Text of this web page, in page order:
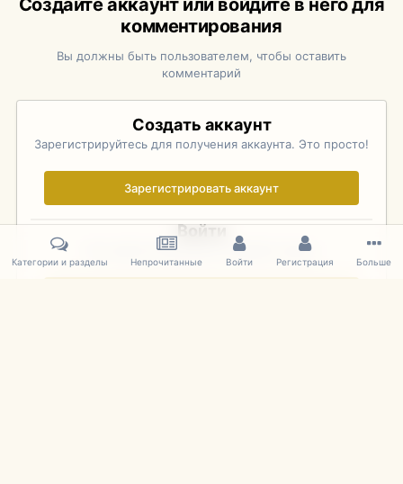
Создайте аккаунт или войдите в него для
комментирования
Вы должны быть пользователем, чтобы оставить
комментарий
Создать аккаунт
Зарегистрируйтесь для получения аккаунта. Это просто!
Зарегистрировать аккаунт
Войти
Уже зарегистрированы? Войдите здесь.
Категории и разделы Непрочитанные Войти Регистрация Больше